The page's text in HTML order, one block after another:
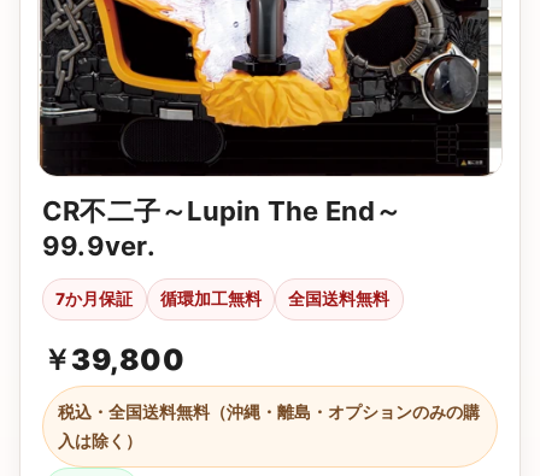
CR不二子～Lupin The End～
99.9ver.
7か月保証 循環加工無料 全国送料無料
￥39,800
税込・全国送料無料（沖縄・離島・オプションのみの購
入は除く）